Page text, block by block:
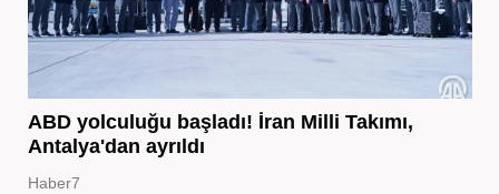
ABD yolculuğu başladı! İran Milli Takımı,
Antalya'dan ayrıldı
Haber7